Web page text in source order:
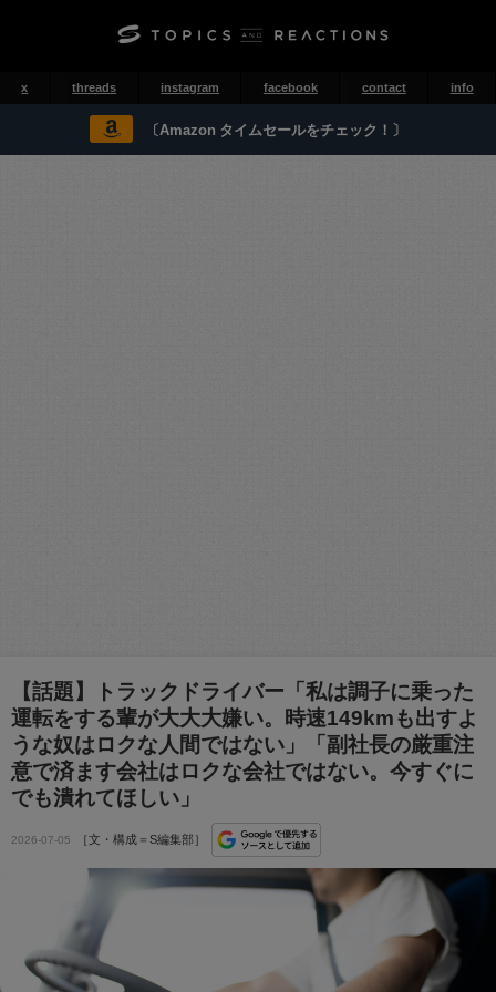
x threads instagram facebook contact info
〔Amazon タイムセールをチェック！〕
【話題】トラックドライバー「私は調子に乗った
運転をする輩が大大大嫌い。時速149kmも出すよ
うな奴はロクな人間ではない」「副社長の厳重注
意で済ます会社はロクな会社ではない。今すぐに
でも潰れてほしい」
2026-07-05 ［文・構成＝S編集部］